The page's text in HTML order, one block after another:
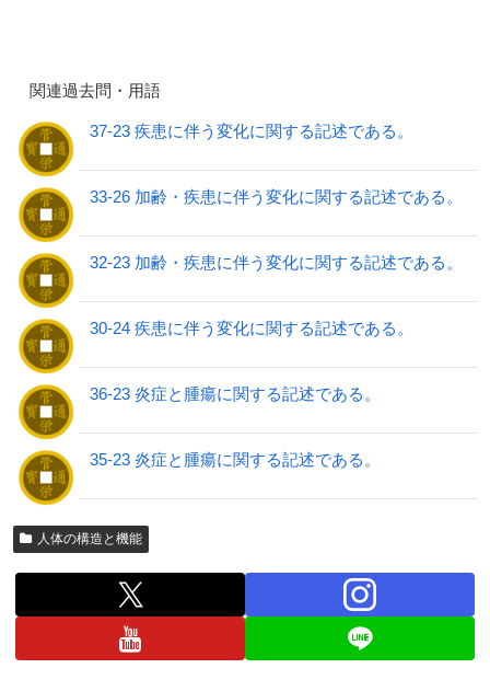
関連過去問・用語
37-23 疾患に伴う変化に関する記述である。
33-26 加齢・疾患に伴う変化に関する記述である。
32-23 加齢・疾患に伴う変化に関する記述である。
30-24 疾患に伴う変化に関する記述である。
36-23 炎症と腫瘍に関する記述である。
35-23 炎症と腫瘍に関する記述である。
人体の構造と機能